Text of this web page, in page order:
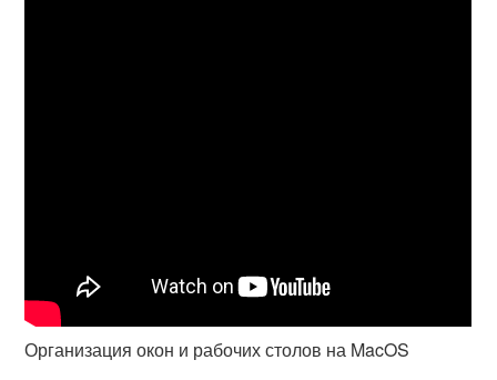
Организация окон и рабочих столов на MacOS